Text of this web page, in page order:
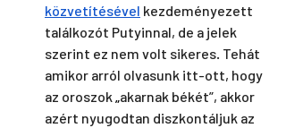
közvetítésével kezdeményezett
találkozót Putyinnal, de a jelek
szerint ez nem volt sikeres. Tehát
amikor arról olvasunk itt-ott, hogy
az oroszok akarnak békét”, akkor
azért nyugodtan diszkontáljuk az